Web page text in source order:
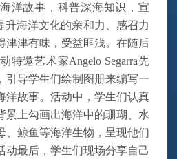
洋故事，科普深海知识，宣
升海洋文化的亲和力、感召力
津津有味，受益匪浅。在随后
特邀艺术家Angelo Segarra先
引导学生们绘制 图 册来编写一
洋故事。活动中，学生们认真
景上勾画出海洋中的珊瑚、水
鲸鱼等海洋生物， 呈现他们
动最后，学生们现场分享自己